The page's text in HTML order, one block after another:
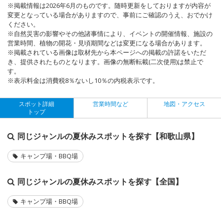
※掲載情報は2026年6月のものです。随時更新をしておりますが内容が
変更となっている場合がありますので、事前にご確認のうえ、おでかけ
ください。
※自然災害の影響やその他諸事情により、イベントの開催情報、施設の
営業時間、植物の開花・見頃期間などは変更になる場合があります。
※掲載されている画像は取材先から本ページへの掲載の許諾をいただ
き、提供されたものとなります。画像の無断転載(二次使用)は禁止で
す。
※表示料金は消費税8％ないし10％の内税表示です。
スポット詳細
トップ
営業時間など 地図・アクセス
同じジャンルの夏休みスポットを探す【和歌山県】
キャンプ場・BBQ場
同じジャンルの夏休みスポットを探す【全国】
キャンプ場・BBQ場